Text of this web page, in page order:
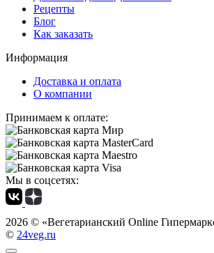
Рецепты
Блог
Как заказать
Информация
Доставка и оплата
О компании
Принимаем к оплате:
Мы в соцсетях:
2026 © «Вегетарианский Online
© 24veg.ru